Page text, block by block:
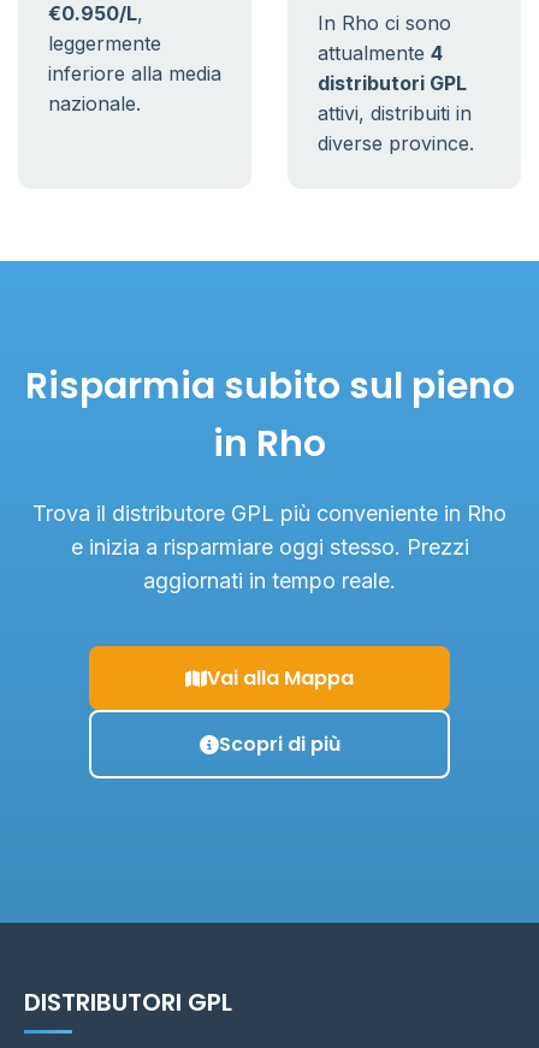
€0.950/L,
leggermente
inferiore alla media
nazionale.
In Rho ci sono
attualmente 4
distributori GPL
attivi, distribuiti in
diverse province.
Risparmia subito sul pieno
in Rho
Trova il distributore GPL più conveniente in Rho
e inizia a risparmiare oggi stesso. Prezzi
aggiornati in tempo reale.
Vai alla Mappa
Scopri di più
DISTRIBUTORI GPL